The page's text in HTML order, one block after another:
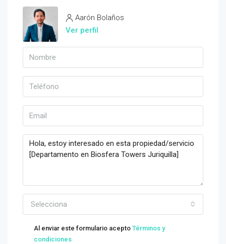
Aarón Bolaños
Ver perfil
Selecciona
Al enviar este formulario acepto Términos y
condiciones